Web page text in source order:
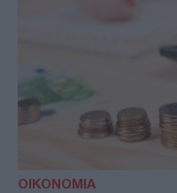
ΟΙΚΟΝΟΜΙΑ